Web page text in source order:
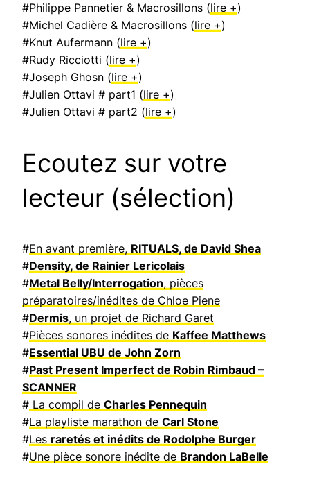
#Philippe Pannetier & Macrosillons (lire +)
#Michel Cadière & Macrosillons (lire +)
#Knut Aufermann (lire +)
#Rudy Ricciotti (lire +)
#Joseph Ghosn (lire +)
#Julien Ottavi # part1 (lire +)
#Julien Ottavi # part2 (lire +)
Ecoutez sur votre
lecteur (sélection)
#En avant première, RITUALS, de David Shea
#Density, de Rainier Lericolais
#Metal Belly/Interrogation, pièces
préparatoires/inédites de Chloe Piene
#Dermis, un projet de Richard Garet
#Pièces sonores inédites de Kaffee Matthews
#Essential UBU de John Zorn
#Past Present Imperfect de Robin Rimbaud –
SCANNER
# La compil de Charles Pennequin
#La playliste marathon de Carl Stone
#Les raretés et inédits de Rodolphe Burger
#Une pièce sonore inédite de Brandon LaBelle